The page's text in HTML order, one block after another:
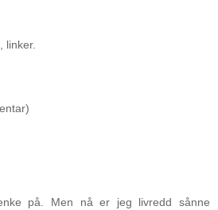
linker.
på. Men nå er jeg livredd sånne